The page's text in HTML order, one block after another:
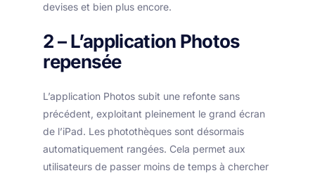
devises et bien plus encore.
2 – L’application Photos
repensée
L’application Photos subit une refonte sans
précédent, exploitant pleinement le grand écran
de l’iPad. Les photothèques sont désormais
automatiquement rangées. Cela permet aux
utilisateurs de passer moins de temps à chercher